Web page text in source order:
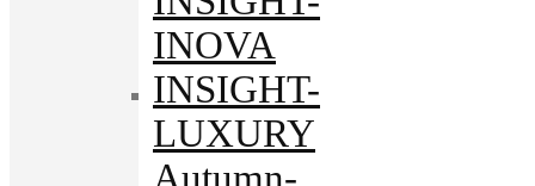
INOVA
INSIGHT-
LUXURY
Autumn-.